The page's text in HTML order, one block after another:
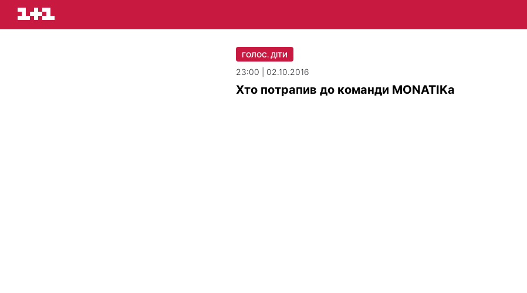
ГОЛОС. ДІТИ
23:00 | 02.10.2016
​Хто потрапив до команди MONATIKа